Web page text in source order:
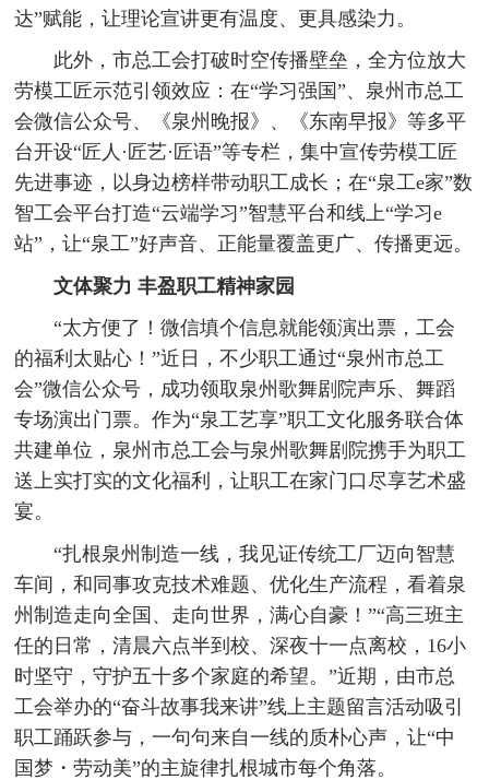
达”赋能，让理论宣讲更有温度、更具感染力。
此外，市总工会打破时空传播壁垒，全方位放大
劳模工匠示范引领效应：在“学习强国”、泉州市总工
会微信公众号、《泉州晚报》、《东南早报》等多平
台开设“匠人·匠艺·匠语”等专栏，集中宣传劳模工匠
先进事迹，以身边榜样带动职工成长；在“泉工e家”数
智工会平台打造“云端学习”智慧平台和线上“学习e
站”，让“泉工”好声音、正能量覆盖更广、传播更远。
文体聚力 丰盈职工精神家园
“太方便了！微信填个信息就能领演出票，工会
的福利太贴心！”近日，不少职工通过“泉州市总工
会”微信公众号，成功领取泉州歌舞剧院声乐、舞蹈
专场演出门票。作为“泉工艺享”职工文化服务联合体
共建单位，泉州市总工会与泉州歌舞剧院携手为职工
送上实打实的文化福利，让职工在家门口尽享艺术盛
宴。
“扎根泉州制造一线，我见证传统工厂迈向智慧
车间，和同事攻克技术难题、优化生产流程，看着泉
州制造走向全国、走向世界，满心自豪！”“高三班主
任的日常，清晨六点半到校、深夜十一点离校，16小
时坚守，守护五十多个家庭的希望。”近期，由市总
工会举办的“奋斗故事我来讲”线上主题留言活动吸引
职工踊跃参与，一句句来自一线的质朴心声，让“中
国梦・劳动美”的主旋律扎根城市每个角落。